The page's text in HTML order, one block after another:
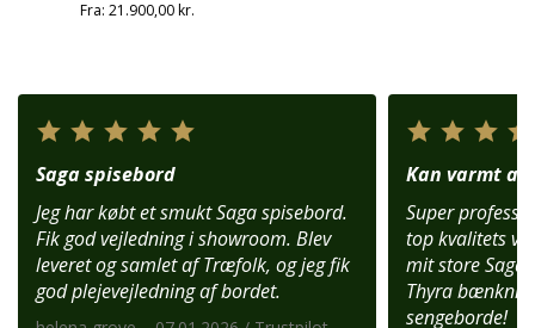
Fra:21.900,00kr.
Saga spisebord
Jeg har købt et smukt Saga spisebord.
Fik god vejledning i showroom. Blev
leveret og samlet af Træfolk, og jeg fik
god plejevejledning af bordet.
Kan varmt
Super
top kvalitets
mit store Saga
Thyra
sengeborde!